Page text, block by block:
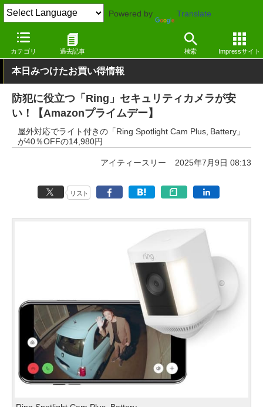
Powered by Translate
カテゴリ 過去記事 検索 Impressサイト
窓の杜 セール
本日みつけたお買い得情報
防犯に役立つ「Ring」セキュリティカメラが安
い！【Amazonプライムデー】
屋外対応でライト付きの「Ring Spotlight Cam Plus, Battery」
が40％OFFの14,980円
アイティースリー 2025年7月9日 08:13
リスト